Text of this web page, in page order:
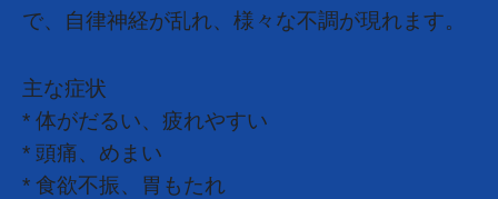
で、 自律神経が乱れ、様々な不調が現れます。
主な症状
* 体がだるい、疲れやすい
* 頭痛、めまい
* 食欲不振、胃もたれ